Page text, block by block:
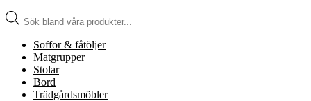
Produktsökning
Soffor & fåtöljer
Matgrupper
Stolar
Bord
Trädgårdsmöbler